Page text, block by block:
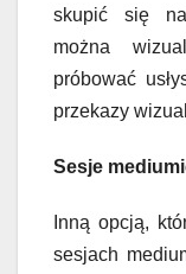
skupić się
można
próbować
przekazy
Sesje
Inną opcją,
sesjach